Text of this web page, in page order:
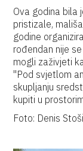
Ova godina bila
pristizale,
godine
rođendan nije
mogli zaživjeti
"Pod svjetlom
skupljanju
kupiti u
Foto: Denis